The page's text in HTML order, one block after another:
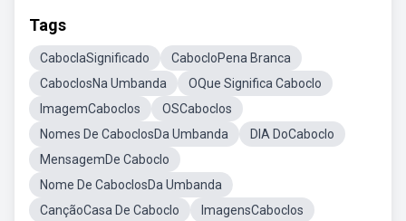
Tags
CaboclaSignificado
CabocloPena Branca
CaboclosNa Umbanda
OQue Significa Caboclo
ImagemCaboclos
OSCaboclos
Nomes De CaboclosDa Umbanda
DIA DoCaboclo
MensagemDe Caboclo
Nome De CaboclosDa Umbanda
CançãoCasa De Caboclo
ImagensCaboclos